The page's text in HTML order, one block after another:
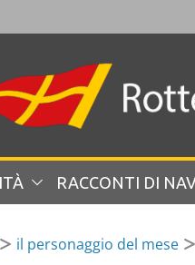
RACCONTI DI
il personaggio del mese